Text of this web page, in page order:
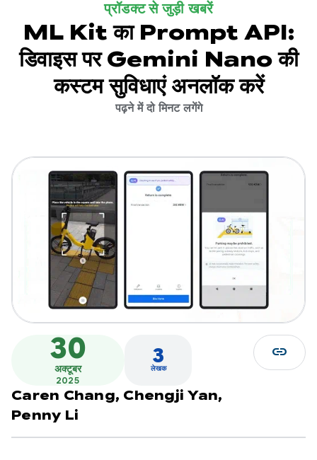
प्रॉडक्ट से जुड़ी खबरें
ML Kit का Prompt API:
डिवाइस पर Gemini Nano की
कस्टम सुविधाएं अनलॉक करें
पढ़ने में दो मिनट लगेंगे
30
अक्टूबर
2025
3
लेखक
Caren Chang, Chengji Yan,
Penny Li
link